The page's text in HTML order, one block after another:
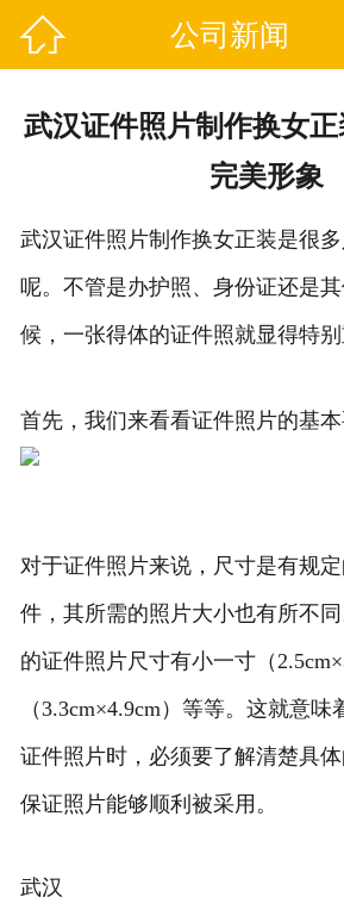
 公司新闻
武汉证件照片制作换女
完美形象
武汉证件照片制作换女正装是很
呢。不管是办护照、身份证还是
候，一张得体的证件照就显得特别
首先，我们来看看证件照片的基
对于证件照片来说，尺寸是有规
件，其所需的照片大小也有所不
的证件照片尺寸有小一寸（
（3.3cm×4.9cm）等等。这就意
证件照片时，必须要了解清楚具
保证照片能够顺利被采用。
武汉